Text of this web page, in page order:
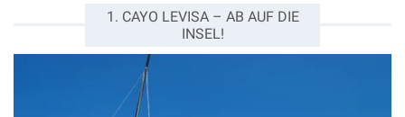
1. CAYO LEVISA – AB AUF DIE
INSEL!